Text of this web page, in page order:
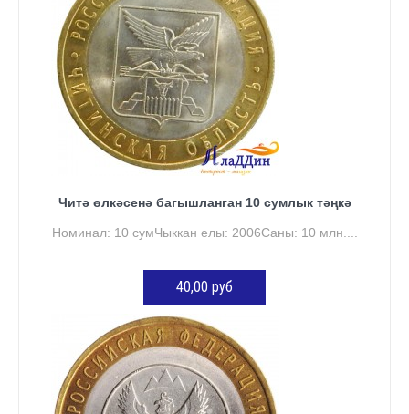
Читә өлкәсенә багышланган 10 сумлык тәңкә
Номинал: 10 сумЧыккан елы: 2006Саны: 10 млн....
40,00 руб
КӘРҖИНГӘ ӨСТӘҮ